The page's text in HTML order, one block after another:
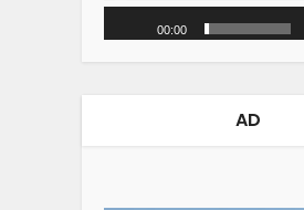
00:00
AD